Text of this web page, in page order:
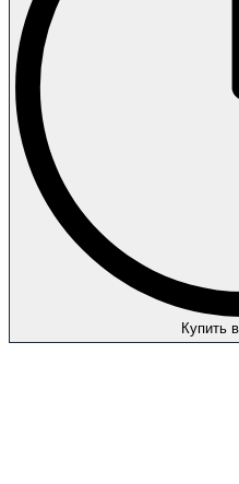
Купить